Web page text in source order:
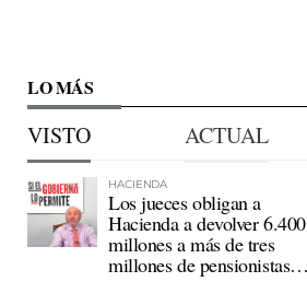
LO MÁS
VISTO ACTUAL
HACIENDA
Los jueces obligan a
Hacienda a devolver 6.400
millones a más de tres
millones de pensionistas